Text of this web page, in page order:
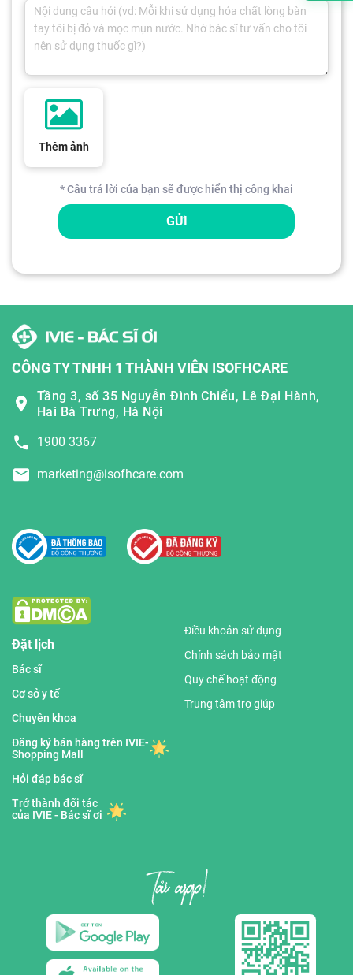
Thêm ảnh
* Câu trả lời của bạn sẽ được hiển thị công khai
GỬI
CÔNG TY TNHH 1 THÀNH VIÊN ISOFHCARE
Tầng 3, số 35 Nguyễn Đình Chiểu, Lê Đại Hành,
Hai Bà Trưng, Hà Nội
1900 3367
marketing@isofhcare.com
Đặt lịch
Bác sĩ
Cơ sở y tế
Chuyên khoa
Đăng ký bán hàng trên IVIE-
Shopping Mall
Hỏi đáp bác sĩ
Trở thành đối tác
của IVIE - Bác sĩ ơi
Điều khoản sử dụng
Chính sách bảo mật
Quy chế hoạt động
Trung tâm trợ giúp